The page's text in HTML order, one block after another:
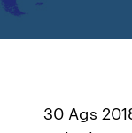
30 Ags